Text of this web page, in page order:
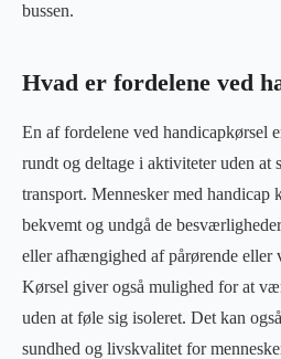
bussen.
Hvad er fordelene ved
En af fordelene ved handicapkørsel
rundt og deltage i aktiviteter uden at
transport. Mennesker med handicap
bekvemt og undgå de
eller afhængighed af pårørende eller
Kørsel giver også mulighed for at
uden at føle sig isoleret. Det kan
sundhed og livskvalitet for